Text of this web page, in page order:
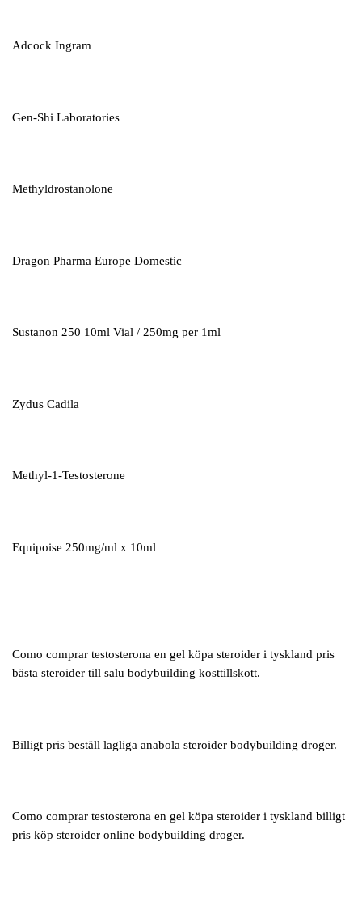
Adcock Ingram
Gen-Shi Laboratories
Methyldrostanolone
Dragon Pharma Europe Domestic
Sustanon 250 10ml Vial / 250mg per 1ml
Zydus Cadila
Methyl-1-Testosterone
Equipoise 250mg/ml x 10ml
Como comprar testosterona en gel köpa steroider i tyskland pris
bästa steroider till salu bodybuilding kosttillskott.
Billigt pris beställ lagliga anabola steroider bodybuilding droger.
Como comprar testosterona en gel köpa steroider i tyskland billigt
pris köp steroider online bodybuilding droger.